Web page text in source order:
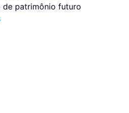
de patrimônio futuro